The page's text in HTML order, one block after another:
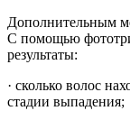
Дополнительным
С помощью
результаты:
· сколько волос
стадии выпадения;